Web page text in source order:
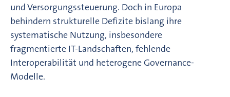
und Versorgungssteuerung. Doch in Europa
behindern strukturelle Defizite bislang ihre
systematische Nutzung, insbesondere
fragmentierte IT-Landschaften, fehlende
Interoperabilität und heterogene Governance-
Modelle.